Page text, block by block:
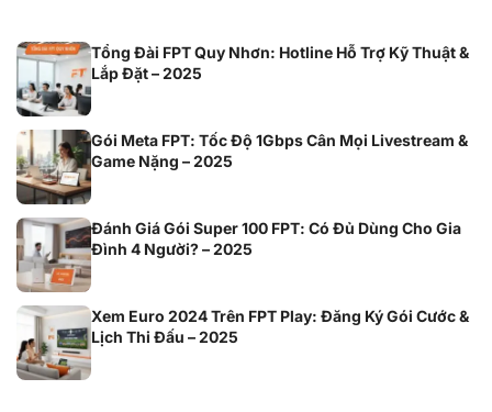
Tổng Đài FPT Quy Nhơn: Hotline Hỗ Trợ Kỹ Thuật &
Lắp Đặt – 2025
Gói Meta FPT: Tốc Độ 1Gbps Cân Mọi Livestream &
Game Nặng – 2025
Đánh Giá Gói Super 100 FPT: Có Đủ Dùng Cho Gia
Đình 4 Người? – 2025
Xem Euro 2024 Trên FPT Play: Đăng Ký Gói Cước &
Lịch Thi Đấu – 2025